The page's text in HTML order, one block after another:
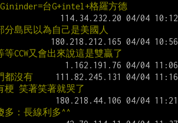
台G+intel+格羅方德
分島民以為自己是美國人
CCW又會出來說這是雙贏了
都沒有
梗 笑著笑著就哭了
多：長線利多^^